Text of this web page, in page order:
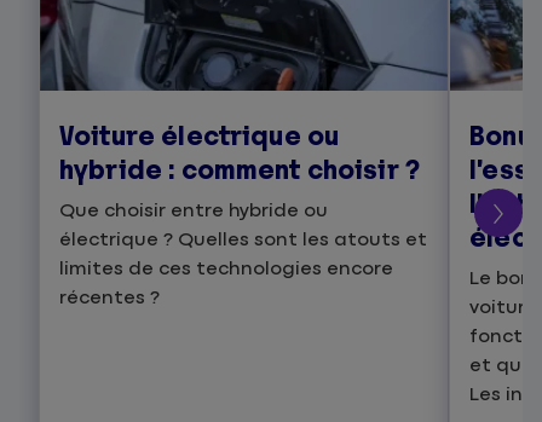
Voiture électrique ou
hybride : comment choisir ?
Que choisir entre hybride ou
électrique ? Quelles sont les atouts et
limites de ces technologies encore
récentes ?
Le
et quel
Les